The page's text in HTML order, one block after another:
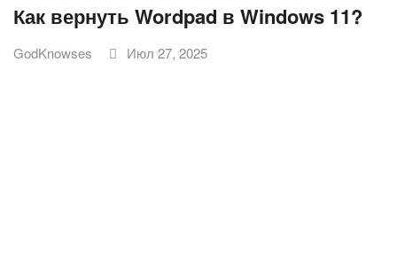
Как вернуть Wordpad в Windows 11?
GodKnowses Июл 27, 2025